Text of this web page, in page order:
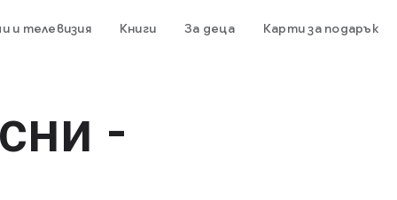
и телевизия Книги За деца Карти за подарък
-